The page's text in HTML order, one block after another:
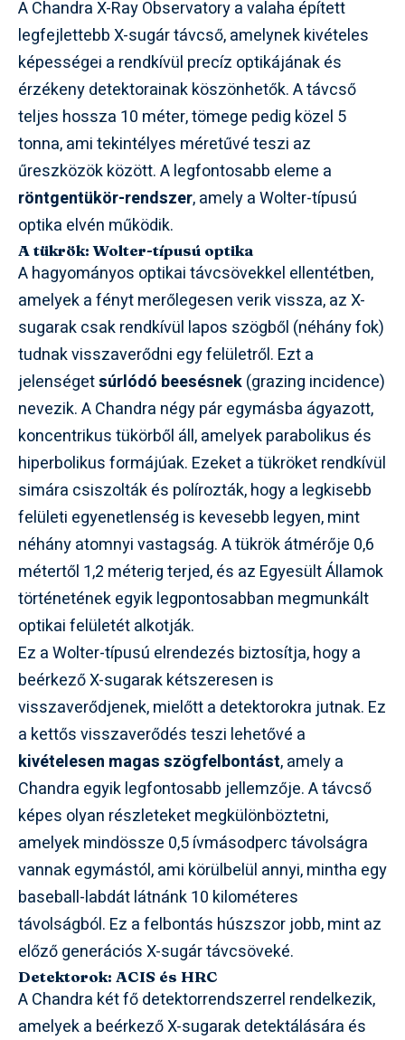
A Chandra X-Ray Observatory a valaha épített
legfejlettebb X-sugár távcső, amelynek kivételes
képességei a rendkívül precíz optikájának és
érzékeny detektorainak köszönhetők. A távcső
teljes hossza 10 méter, tömege pedig közel 5
tonna, ami tekintélyes méretűvé teszi az
űreszközök között. A legfontosabb eleme a
röntgentükör-rendszer, amely a Wolter-típusú
optika elvén működik.
A tükrök: Wolter-típusú optika
A hagyományos optikai távcsövekkel ellentétben,
amelyek a fényt merőlegesen verik vissza, az X-
sugarak csak rendkívül lapos szögből (néhány fok)
tudnak visszaverődni egy felületről. Ezt a
jelenségetsúrlódó beesésnek(grazing incidence)
nevezik. A Chandra négy pár egymásba ágyazott,
koncentrikus tükörből áll, amelyek parabolikus és
hiperbolikus formájúak. Ezeket a tükröket rendkívül
simára csiszolták és polírozták, hogy a legkisebb
felületi egyenetlenség is kevesebb legyen, mint
néhány atomnyi vastagság. A tükrök átmérője 0,6
métertől 1,2 méterig terjed, és az Egyesült Államok
történetének egyik legpontosabban megmunkált
optikai felületét alkotják.
Ez a Wolter-típusú elrendezés biztosítja, hogy a
beérkező X-sugarak kétszeresen is
visszaverődjenek, mielőtt a detektorokra jutnak. Ez
a kettős visszaverődés teszi lehetővé a
kivételesen magas szögfelbontást, amely a
Chandra egyik legfontosabb jellemzője. A távcső
képes olyan részleteket megkülönböztetni,
amelyek mindössze 0,5 ívmásodperc távolságra
vannak egymástól, ami körülbelül annyi, mintha egy
baseball-labdát látnánk 10 kilométeres
távolságból. Ez a felbontás húszszor jobb, mint az
előző generációs X-sugár távcsöveké.
Detektorok: ACIS és HRC
A Chandra két fő detektorrendszerrel rendelkezik,
amelyek a beérkező X-sugarak detektálására és